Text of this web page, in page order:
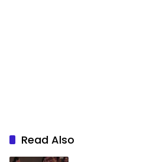
Read Also